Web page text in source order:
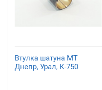
Втулка шатуна МТ
Днепр, Урал, К-750